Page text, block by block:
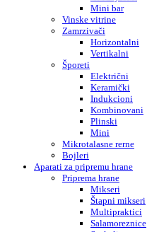
Mini bar
Vinske vitrine
Zamrzivači
Horizontalni
Vertikalni
Šporeti
Električni
Keramički
Indukcioni
Kombinovani
Plinski
Mini
Mikrotalasne rerne
Bojleri
Aparati za pripremu hrane
Priprema hrane
Mikseri
Štapni mikseri
Multipraktici
Salamoreznice